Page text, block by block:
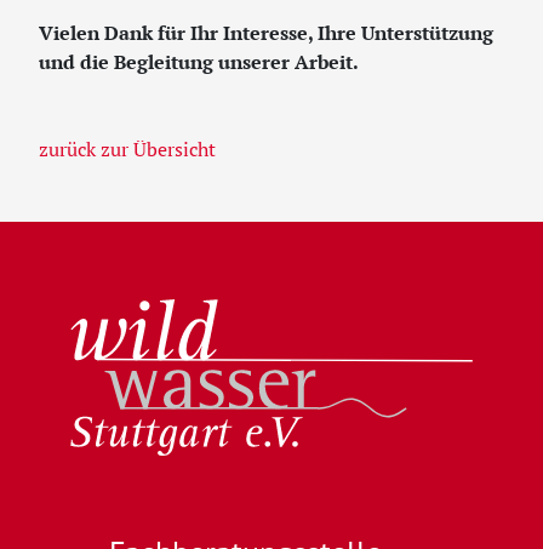
Vielen Dank für Ihr Interesse, Ihre Unterstützung
und die Begleitung unserer Arbeit.
zurück zur Übersicht